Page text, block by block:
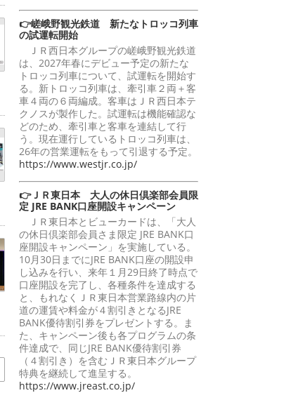
👉嵯峨野観光鉄道 新たなトロッコ列車
の試運転開始
ＪＲ西日本グループの嵯峨野観光鉄道
は、2027年春にデビュー予定の新たな
トロッコ列車について、試運転を開始す
る。新トロッコ列車は、牽引車２両＋客
車４両の６両編成。客車はＪＲ西日本テ
クノスが製作した。試運転は機能確認な
どのため、牽引車と客車を連結して行
う。現在運行しているトロッコ列車は、
26年の営業運転をもって引退する予定。
https://www.westjr.co.jp/
👉ＪＲ東日本 大人の休日倶楽部会員限
定 JRE BANK口座開設キャンペーン
ＪＲ東日本とビューカードは、「大人
の休日倶楽部会員さま限定 JRE BANK口
座開設キャンペーン」を実施している。
10月30日までにJRE BANK口座の開設申
し込みを行い、来年１月29日終了時点で
口座開設を完了し、各種条件を達成する
と、もれなくＪＲ東日本営業路線内の片
道の運賃や料金が４割引きとなるJRE
BANK優待割引券をプレゼントする。ま
た、キャンペーン後も各プログラムの条
件達成で、同じJRE BANK優待割引券
（４割引き）を含むＪＲ東日本グループ
特典を継続して進呈する。
https://www.jreast.co.jp/